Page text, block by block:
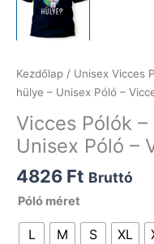
Kezdőlap / Unisex Vicces
hülye – Unisex Póló –
Vicces Pólók
Unisex Póló –
4826 Ft Bruttó
Póló méret
L M S XL